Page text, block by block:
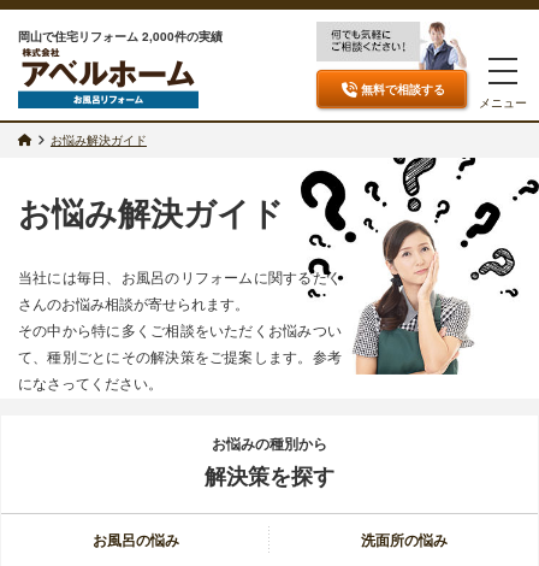
岡山で住宅リフォーム 2,000件の実績
無料で相談する
メニュー
お悩み解決ガイド
お悩み解決ガイド
当社には毎日、お風呂のリフォームに関するたく
さんのお悩み相談が寄せられます。
その中から特に多くご相談をいただくお悩みつい
て、種別ごとにその解決策をご提案します。参考
になさってください。
お悩みの種別から
解決策を探す
お風呂の悩み 洗面所の悩み